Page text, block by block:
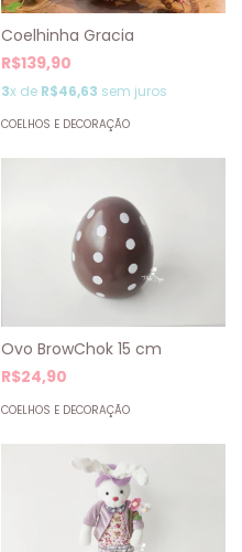
Coelhinha Gracia
R$139,90
3x de R$46,63 sem juros
COELHOS E DECORAÇÃO
Ovo BrowChok 15 cm
R$24,90
COELHOS E DECORAÇÃO